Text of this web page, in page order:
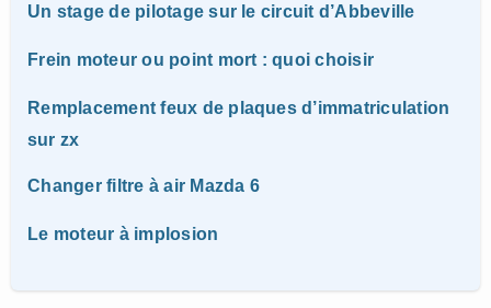
Un stage de pilotage sur le circuit d’Abbeville
Frein moteur ou point mort : quoi choisir
Remplacement feux de plaques d’immatriculation
sur zx
Changer filtre à air Mazda 6
Le moteur à implosion